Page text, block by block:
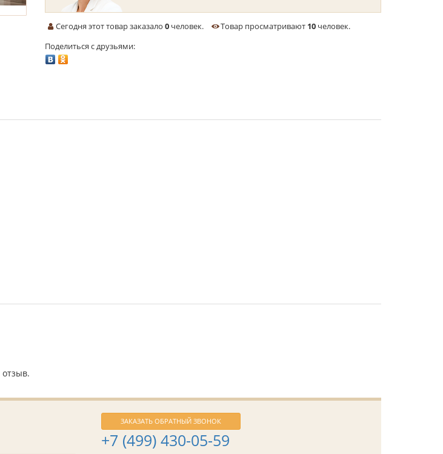
Сегодня этот товар заказало0 человек. Товар просматривают 10 человек.
Поделиться с друзьями:
ЗАКАЗАТЬ ОБРАТНЫЙ ЗВОНОК
+7 (499) 430-05-59